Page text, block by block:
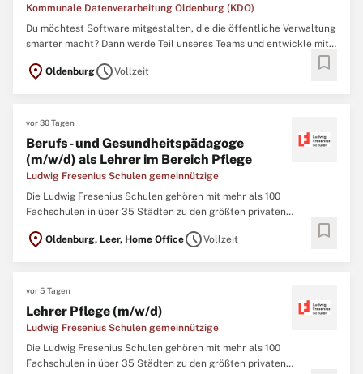
Kommunale Datenverarbeitung Oldenburg (KDO)
Du möchtest Software mitgestalten, die die öffentliche Verwaltung
smarter macht? Dann werde Teil unseres Teams und entwickle mit
uns die digitalen Lösungen von morgen! Bei der KDO verbindest du
Theorie mit Praxis und gestaltest deine Zukunft aktiv mit – in einem
location_on OldenburgscheduleVollzeit bookmark
vor 30 Tagen
Berufs- und Gesundheitspädagoge
(m/w/d) als Lehrer im Bereich Pflege
Ludwig Fresenius Schulen gemeinnützige
Die Ludwig Fresenius Schulen gehören mit mehr als 100
Fachschulen in über 35 Städten zu den größten privaten
Bildungsanbietern in Deutschland. Jährlich werden an den Ludwig
Fresenius Schulen über 8.000 Schüler:innen auf den Einstieg in
location_on Oldenburg, Leer, Home OfficescheduleVollzeit bookmark
vor 5 Tagen
Lehrer Pflege (m/w/d)
Ludwig Fresenius Schulen gemeinnützige
Die Ludwig Fresenius Schulen gehören mit mehr als 100
Fachschulen in über 35 Städten zu den größten privaten